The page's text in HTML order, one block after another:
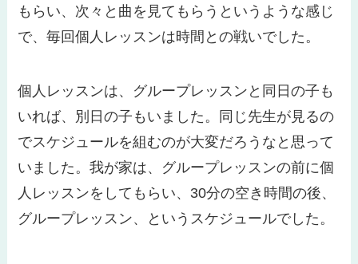
もらい、次々と曲を見てもらうというような感じ
で、毎回個人レッスンは時間との戦いでした。
個人レッスンは、グループレッスンと同日の子も
いれば、別日の子もいました。同じ先生が見るの
でスケジュールを組むのが大変だろうなと思って
いました。我が家は、グループレッスンの前に個
人レッスンをしてもらい、30分の空き時間の後、
グループレッスン、というスケジュールでした。